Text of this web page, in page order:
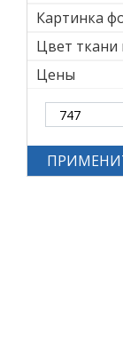
Картинка
Цвет
Цены